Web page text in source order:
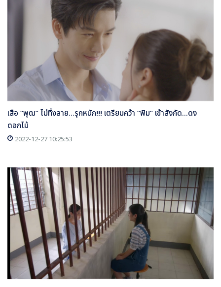
เสือ “พุฒ” ไม่ทิ้งลาย...รุกหนัก!!! เตรียมคว้า “พิม” เข้าสังกัด...ดง
ดอกไม้
2022-12-27 10:25:53